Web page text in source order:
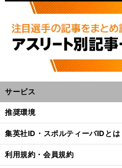
サービス
推奨環境
集英社ID・スポルティーバIDとは
利用規約・会員規約